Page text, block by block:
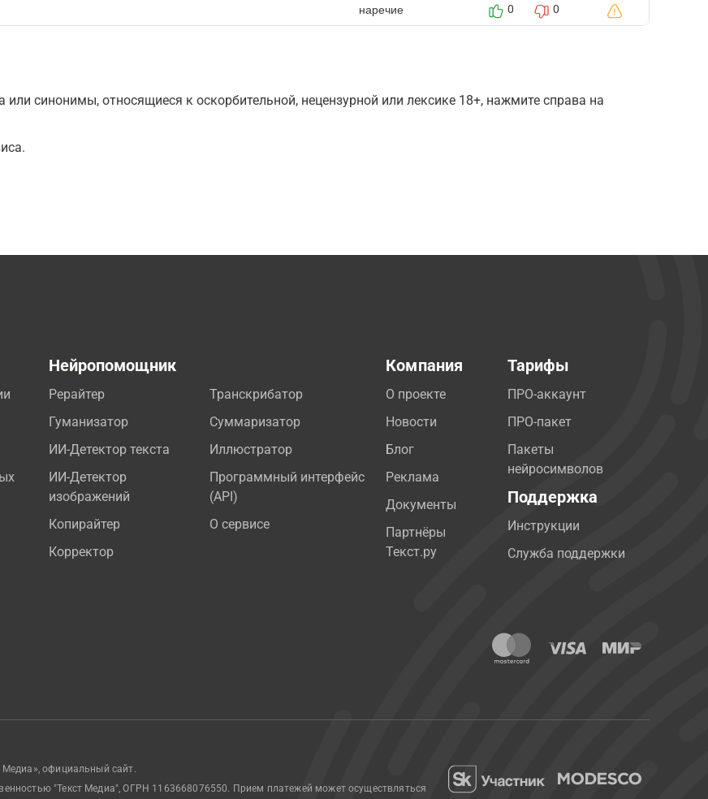
наречие 0 0
синонимы, относящиеся к оскорбительной, нецензурной или лексике 18+, нажмите справа на
Нейропомощник
Рерайтер
Гуманизатор
ИИ-Детектор текста
ИИ-Детектор
изображений
Копирайтер
Корректор
Транскрибатор
Суммаризатор
Иллюстратор
Программный интерфейс
(API)
О сервисе
Компания
О проекте
Новости
Блог
Реклама
Документы
Партнёры
Текст.ру
Тарифы
ПРО-аккаунт
ПРО-пакет
Пакеты
нейросимволов
Поддержка
Инструкции
Служба поддержки
Медиа», официальный сайт.
"Текст Медиа", ОГРН 1163668076550. Прием платежей может осуществляться